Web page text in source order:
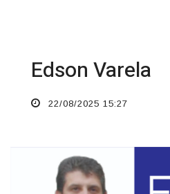
Edson Varela
22/08/2025 15:27